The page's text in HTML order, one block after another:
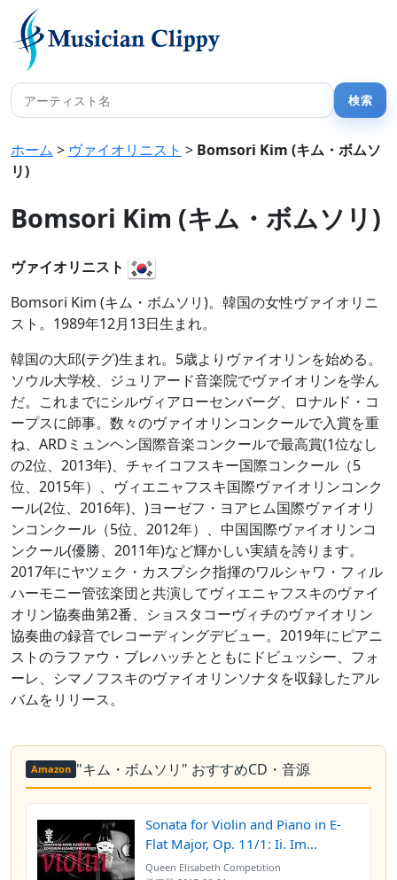
ホーム > ヴァイオリニスト > Bomsori Kim (キム・ボムソ
リ)
Bomsori Kim (キム・ボムソリ)
ヴァイオリニスト
Bomsori Kim (キム・ボムソリ)。韓国の女性ヴァイオリニ
スト。1989年12月13日生まれ。
韓国の大邱(テグ)生まれ。5歳よりヴァイオリンを始める。
ソウル大学校、ジュリアード音楽院でヴァイオリンを学ん
だ。これまでにシルヴィアローセンバーグ、ロナルド・コ
ープスに師事。数々のヴァイオリンコンクールで入賞を重
ね、ARDミュンヘン国際音楽コンクールで最高賞(1位なし
の2位、2013年)、チャイコフスキー国際コンクール（5
位、2015年）、ヴィエニャフスキ国際ヴァイオリンコンク
ール(2位、2016年)、)ヨーゼフ・ヨアヒム国際ヴァイオリ
ンコンクール（5位、2012年）、中国国際ヴァイオリンコ
ンクール(優勝、2011年)など輝かしい実績を誇ります。
2017年にヤツェク・カスプシク指揮のワルシャワ・フィル
ハーモニー管弦楽団と共演してヴィエニャフスキのヴァイ
オリン協奏曲第2番、ショスタコーヴィチのヴァイオリン
協奏曲の録音でレコーディングデビュー。2019年にピアニ
ストのラファウ・ブレハッチとともにドビュッシー、フォ
ーレ、シマノフスキのヴァイオリンソナタを収録したアル
バムをリリース。
Amazon "キム・ボムソリ" おすすめCD・音源
Sonata for Violin and Piano in E-
Flat Major, Op. 11/1: Ii. Im
Zeitmass eines Langsamen,
Queen Elisabeth Competition